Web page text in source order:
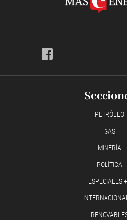
PETRÓLEO
GAS
MINERÍA
POLÍTICA
ESPECIALES